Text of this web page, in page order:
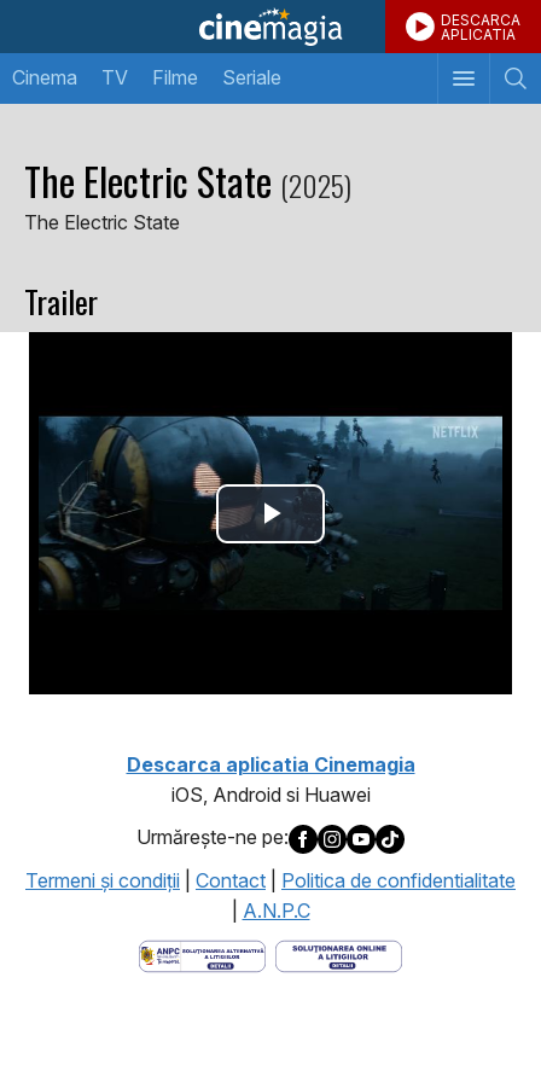
DESCARCA
APLICATIA
Cinema TV Filme Seriale
The Electric State (2025)
The Electric State
Trailer
Descarca aplicatia Cinemagia
iOS, Android si Huawei
Urmăreşte-ne pe:
Termeni şi condiţii
Contact
Politica de confidentialitate
A.N.P.C